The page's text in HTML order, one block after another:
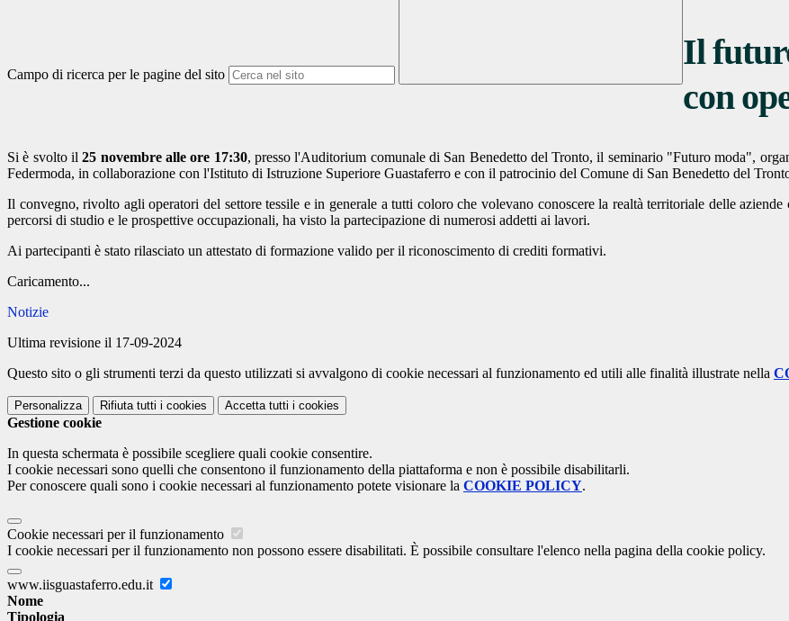
Campo di ricerca per le pagine del sito
Il
con
Si è svolto il25 novembre alle ore 17:30, presso l'Auditorium comunale di San Benedetto del Tronto, il seminario "Futuro moda",
Federmoda, in collaborazione con l'Istituto di Istruzione Superiore Guastaferro e con il patrocinio del Comune di San Benedetto del
Il convegno, rivolto agli operatori del settore tessile e in generale a tutti coloro che volevano conoscere la realtà territoriale delle
percorsi di studio e le prospettive occupazionali, ha visto la partecipazione di numerosi addetti ai lavori.
Ai partecipanti è stato rilasciato un attestato di formazione valido per il riconoscimento di crediti formativi.
Caricamento...
Notizie
Ultima revisione il 17-09-2024
Questo sito o gli strumenti terzi da questo utilizzati si avvalgono di cookie necessari al funzionamento ed utili alle finalità illustrate nella
Personalizza Rifiuta tutti i cookies Accetta tutti i cookies
Gestione cookie
In questa schermata è possibile scegliere quali cookie consentire.
I cookie necessari sono quelli che consentono il funzionamento della piattaforma e non è possibile disabilitarli.
Per conoscere quali sono i cookie necessari al funzionamento potete visionare la COOKIE POLICY.
Cookie necessari per il funzionamento
I cookie necessari per il funzionamento non possono essere disabilitati. È possibile consultare l'elenco nella pagina della cookie policy.
www.iisguastaferro.edu.it
Nome
Tipologia